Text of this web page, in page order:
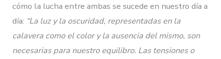
cómo la lucha entre ambas se sucede en nuestro día a
día: “La luz y la oscuridad, representadas en la
calavera como el color y la ausencia del mismo, son
necesarias para nuestro equilibro. Las tensiones o